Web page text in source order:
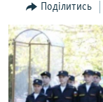
навігації
Перейти
до
пошуку
БЛОГИ
ПОГЛЯД
ІНТЕРВ'Ю
ВСЕ ЗА ДЕНЬ
Поділитись